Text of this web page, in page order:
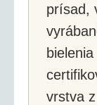
prísad,
vrstva